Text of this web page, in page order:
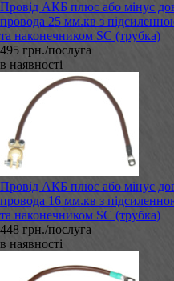
Провід АКБ плюс або мінус
провода 25 мм.кв з
та наконечником SC (трубка)
495 грн./послуга
в наявності
Провід АКБ плюс або мінус
провода 16 мм.кв з
та наконечником SC (трубка)
448 грн./послуга
в наявності